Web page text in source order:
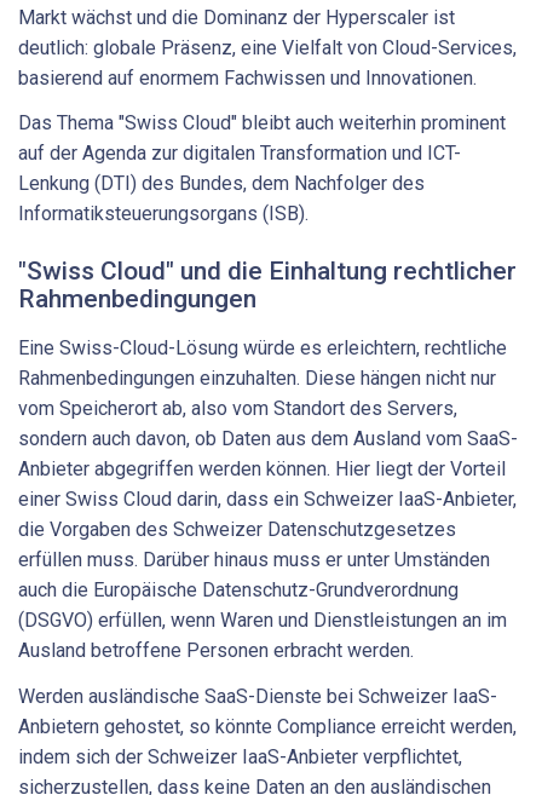
Markt wächst und die Dominanz der Hyperscaler ist
deutlich: globale Präsenz, eine Vielfalt von Cloud-Services,
basierend auf enormem Fachwissen und Innovationen.
Das Thema "Swiss Cloud" bleibt auch weiterhin prominent
auf der Agenda zur digitalen Transformation und ICT-
Lenkung (DTI) des Bundes, dem Nachfolger des
Informatiksteuerungsorgans (ISB).
"Swiss Cloud" und die Einhaltung rechtlicher
Rahmenbedingungen
Eine Swiss-Cloud-Lösung würde es erleichtern, rechtliche
Rahmenbedingungen einzuhalten. Diese hängen nicht nur
vom Speicherort ab, also vom Standort des Servers,
sondern auch davon, ob Daten aus dem Ausland vom SaaS-
Anbieter abgegriffen werden können. Hier liegt der Vorteil
einer Swiss Cloud darin, dass ein Schweizer IaaS-Anbieter,
die Vorgaben des Schweizer Datenschutzgesetzes
erfüllen muss. Darüber hinaus muss er unter Umständen
auch die Europäische Datenschutz-Grundverordnung
(DSGVO) erfüllen, wenn Waren und Dienstleistungen an im
Ausland betroffene Personen erbracht werden.
Werden ausländische SaaS-Dienste bei Schweizer IaaS-
Anbietern gehostet, so könnte Compliance erreicht werden,
indem sich der Schweizer IaaS-Anbieter verpflichtet,
sicherzustellen, dass keine Daten an den ausländischen